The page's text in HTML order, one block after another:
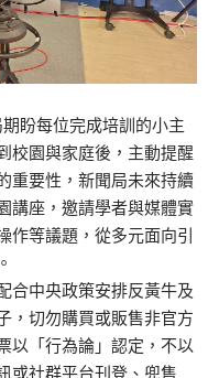
盼每位完成培訓的小主
校園與家庭後，主動提醒
重要性，新聞局未來持續
講座，邀請學者與媒體實
作等議題，從多元面向引
合中央政策安排反黃牛及
，切勿購買或販售非官方
以「行為論」認定，不以
或社群平台刊登、兜售